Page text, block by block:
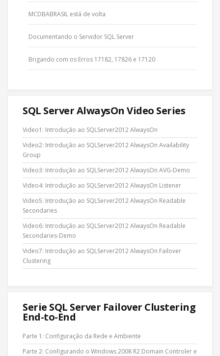
MCDBABRASIL está de volta
Documentando o Servidor SQL Server
Brigando com os Erros 17182, 17826 e 17120
SQL Server AlwaysOn Video Series
Video1: Introdução ao SQLServer2012 AlwaysOn
Video2: Introdução ao SQLServer2012 AlwaysOn Availability
Group
Video3: Introdução ao SQLServer2012 AlwaysOn AVG-Demo
Video4: Introdução ao SQLServer2012 AlwaysOn Listener
Video5: Introdução ao SQLServer2012 AlwaysOn Readable
Secondaries
Video6: Introdução ao SQLServer2012 AlwaysOn Readable
Secondaries-Demo
Video7: Introdução ao SQLServer2012 AlwaysOn Failover
Clustering
Serie SQL Server Failover Clustering
End-to-End
Parte 1: Configuração da Rede e Ambiente
Parte 2: Configurando o Windows 2008 R2 Domain Controler e